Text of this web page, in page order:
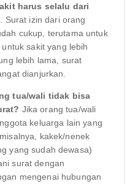
harus selalu dari
Surat izin dari orang
cukup, terutama untuk
sakit yang lebih
lebih lama, surat
dianjurkan.
tua/wali tidak bisa
Jika orang tua/wali
keluarga lain yang
kakek/nenek
yang sudah dewasa)
surat dengan
mengenai hubungan